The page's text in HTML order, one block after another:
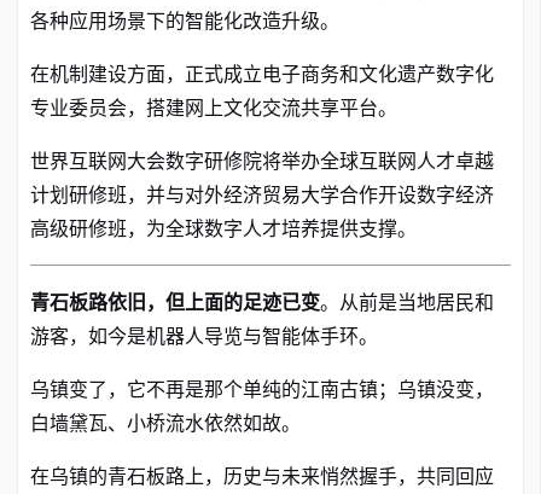
各种应用场景下的智能化改造升级。
在机制建设方面，正式成立电子商务和文化遗产数字化
专业委员会，搭建网上文化交流共享平台。
世界互联网大会数字研修院将举办全球互联网人才卓越
计划研修班，并与对外经济贸易大学合作开设数字经济
高级研修班，为全球数字人才培养提供支撑。
青石板路依旧，但上面的足迹已变。从前是当地居民和
游客，如今是机器人导览与智能体手环。
乌镇变了，它不再是那个单纯的江南古镇；乌镇没变，
白墙黛瓦、小桥流水依然如故。
在乌镇的青石板路上，历史与未来悄然握手，共同回应